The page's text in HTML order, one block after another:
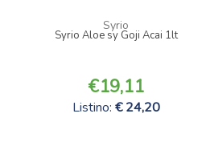
Syrio
Syrio Aloe sy Goji Acai 1lt
19,11
Listino: 24,20